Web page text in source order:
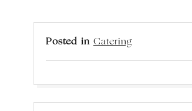
Posted in Catering